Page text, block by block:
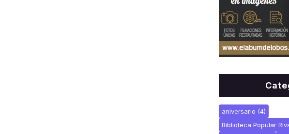
aniversario (4)
Biblioteca Popular